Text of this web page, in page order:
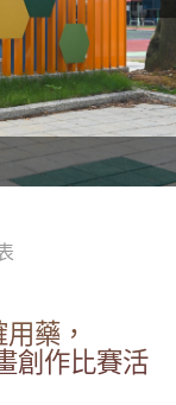
藥，
創作比賽活